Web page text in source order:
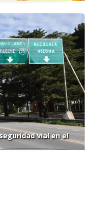
vial en el